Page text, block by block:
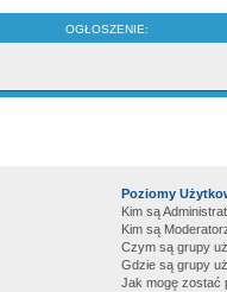
OGŁOSZENIE:
Poziomy
Kim są
Kim są
Czym są grupy
Gdzie są grupy
Jak mogę zostać